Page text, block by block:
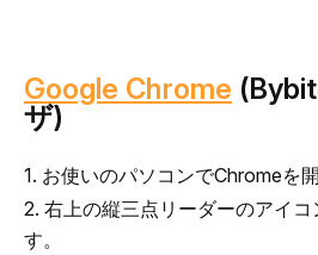
Google Chrome
ザ)
1. お使いのパソコンでChromeを開
2. 右上の縦三点リーダーのアイコ
す。